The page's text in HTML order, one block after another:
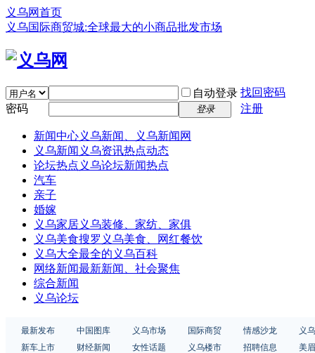
义乌网首页
义乌国际商贸城:全球最大的小商品批发市场
自动登录 找回密码
密码
登录 注册
新闻中心义乌新闻、义乌新闻网
义乌新闻 义乌资讯热点动态
论坛热点 义乌论坛新闻热点
汽车
亲子
婚嫁
义乌家居义乌装修、家纺、家俱
义乌美食搜罗义乌美食、网红餐饮
义乌大全最全的义乌百科
网络新闻最新新闻、社会聚焦
综合新闻
义乌论坛
最新发布 中国图库 义乌市场 国际商贸 情感沙龙
义
新车上市
财经新闻 女性话题 义乌楼市 招聘信息 美